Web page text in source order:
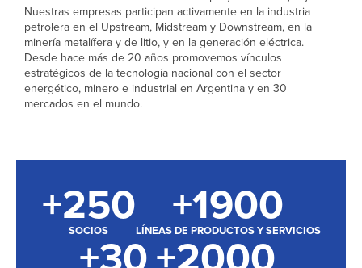
Nuestras empresas participan activamente en la industria
petrolera en el Upstream, Midstream y Downstream, en la
minería metalífera y de litio, y en la generación eléctrica.
Desde hace más de 20 años promovemos vínculos
estratégicos de la tecnología nacional con el sector
energético, minero e industrial en Argentina y en 30
mercados en el mundo.
SOCIOS
+250LÍNEAS DE PRODUCTOS Y SERVICIOS
+1900